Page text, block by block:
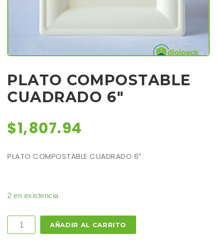
PLATO COMPOSTABLE
CUADRADO 6″
$1,807.94
PLATO COMPOSTABLE CUADRADO 6″
2 en existencia
Cantidad
AÑADIR AL CARRITO